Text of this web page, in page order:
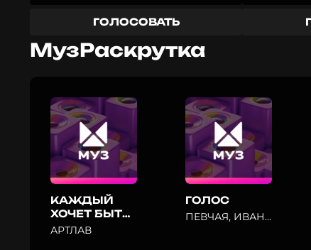
ГОЛОСОВАТЬ
МузРаскрутка
КАЖДЫЙ
ХОЧЕТ БЫТЬ
СОБОЙ
АРТЛАВ
ГОЛОС
ПЕВЧАЯ, ИВАН